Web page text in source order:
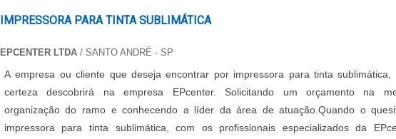
IMPRESSORA PARA TINTA SUBLIMÁTICA
EPCENTER LTDA / SANTO ANDRÉ - SP
A empresa ou cliente que deseja encontrar por impressora para tinta sublimática,
certeza descobrirá na empresa EPcenter. Solicitando um orçamento na
organização do ramo e conhecendo a líder da área de atuação.Quando o
impressora para tinta sublimática, com os profissionais especializados da